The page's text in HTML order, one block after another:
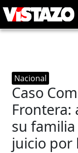
Nacional
Caso
Frontera:
su
juicio por